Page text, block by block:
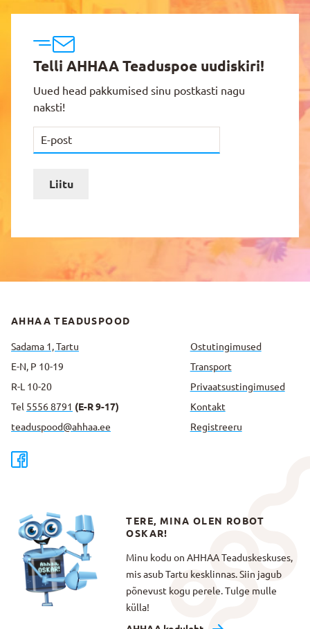
Telli AHHAA Teaduspoe uudiskiri!
Uued head pakkumised sinu postkasti nagu
naksti!
Liitu
AHHAA TEADUSPOOD
Sadama 1, Tartu
E-N, P 10-19
R-L 10-20
Tel 5556 8791 (E-R 9-17)
teaduspood@ahhaa.ee
Ostutingimused
Transport
Privaatsus­tingimused
Kontakt
Registreeru
TERE, MINA OLEN ROBOT
OSKAR!
Minu kodu on AHHAA Teaduskeskuses,
mis asub Tartu kesklinnas. Siin jagub
põnevust kogu perele. Tulge mulle
külla!